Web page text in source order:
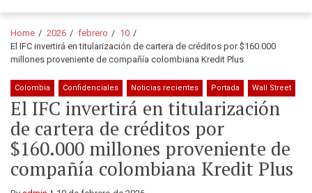
Home 2026 febrero
10
El IFC invertirá en titularización de cartera de créditos por $160.000
millones proveniente de compañía colombiana Kredit Plus
Colombia Confidenciales Noticias recientes Portada Wall Street
El IFC invertirá en titularización
de cartera de créditos por
$160.000 millones proveniente de
compañía colombiana Kredit Plus